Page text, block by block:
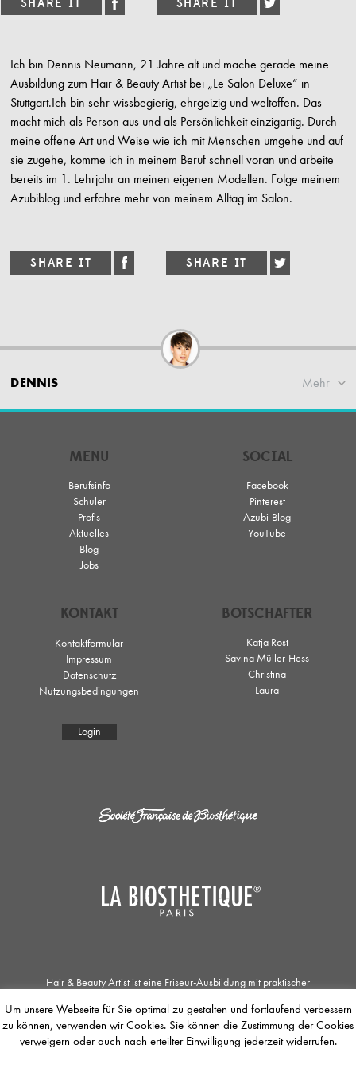
Ich bin Dennis Neumann, 21 Jahre alt und mache gerade meine
Ausbildung zum Hair & Beauty Artist bei „Le Salon Deluxe“ in
Stuttgart.Ich bin sehr wissbegierig, ehrgeizig und weltoffen. Das
macht mich als Person aus und als Persönlichkeit einzigartig. Durch
meine offene Art und Weise wie ich mit Menschen umgehe und auf
sie zugehe, komme ich in meinem Beruf schnell voran und arbeite
bereits im 1. Lehrjahr an meinen eigenen Modellen. Folge meinem
Azubiblog und erfahre mehr von meinem Alltag im Salon.
DENNIS Mehr
MENU
Berufsinfo
Schüler
Profis
Aktuelles
Blog
Jobs
SOCIAL
Facebook
Pinterest
Azubi-Blog
YouTube
KONTAKT
Kontaktformular
Impressum
Datenschutz
Nutzungsbedingungen
Login
BOTSCHAFTER
Katja Rost
Savina Müller-Hess
Christina
Laura
Hair & Beauty Artist ist eine Friseur-Ausbildung mit praktischer
Make-up. Die Zusammenarbeit der Société Française de Biosthétique mit dem
Unternehmen La Biosthétique Paris ermöglicht Jobsuchenden einzigartige
Ausbildungs- und Weiterbildungsmöglichkeiten. Der / Die Auszubildende
Um unsere Webseite für Sie optimal zu gestalten und fortlaufend verbessern
zu können, verwenden wir Cookies. Sie können die Zustimmung der Cookies
verweigern oder auch nach erteilter Einwilligung jederzeit widerrufen.